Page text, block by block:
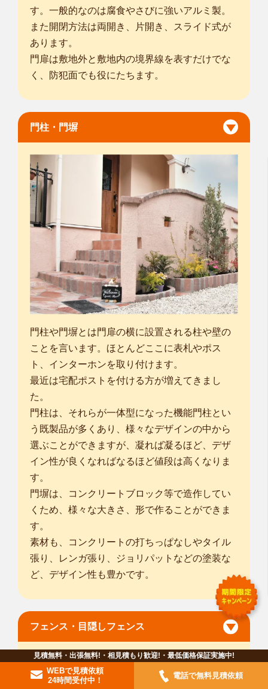
す。一般的なのは腐食やさびに強いアルミ製。
また開閉方法は両開き、片開き、スライド式が
あります。
門扉は敷地外と敷地内の境界線を表すだけでな
く、防犯面でも役にたちます。
門柱・門塀
門柱や門塀とは門扉の横に設置される柱や壁の
ことを言います。ほとんどここに表札やポス
ト、インターホンを取り付けます。
最近は宅配ポストを付ける方が増えてきまし
た。
門柱は、それらが一体型になった機能門柱とい
う既製品が多くあり、様々なデザインの中から
選ぶことができますが、凝れば凝るほど、デザ
イン性が良くなればなるほど値段は高くなりま
す。
門塀は、コンクリートブロック等で造作してい
くため、様々な大きさ、形で作ることができま
す。
素材も、コンクリートの打ちっぱなしやタイル
張り、レンガ張り、ジョリパットなどの塗装な
ど、デザイン性も豊かです。
フェンス・目隠しフェンス
見積無料・出張無料!・相見積もり歓迎!・最低価格保証実施中!
WEBで見積依頼
24時間受付中！
電話で無料見積依頼